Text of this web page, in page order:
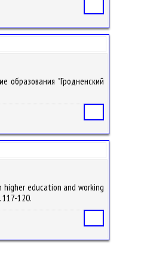
образования "Гродненский
higher education and working
120.